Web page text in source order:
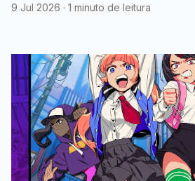
9 Jul 2026 · 1 minuto de leitura